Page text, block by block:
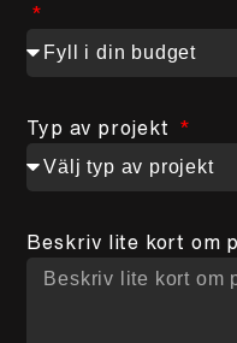
Typ av projekt
Beskriv lite kort om